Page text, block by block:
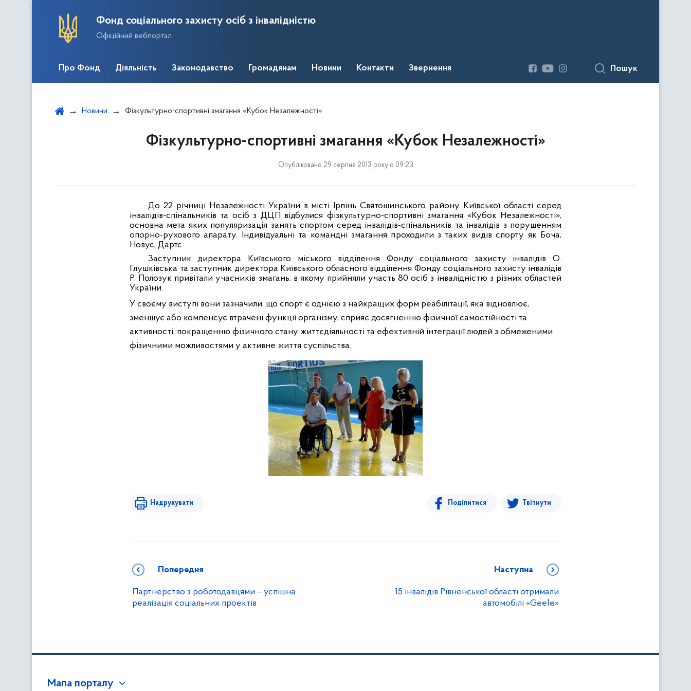
Фонд соціального захисту осіб з інвалідністю
Офіційний вебпортал
Про Фонд Діяльність Законодавство Громадянам Новини Контакти Звернення Пошук
Новини Фізкультурно-спортивні змагання «Кубок Незалежності»
Фізкультурно-спортивні змагання «Кубок Незалежності»
Опубліковано 29 серпня 2013 року о 09:23
До 22 річниці Незалежності України в місті Ірпінь Святошинського району Київської області серед
інвалідів-спінальників та осіб з ДЦП відбулися фізкультурно-спортивні змагання «Кубок Незалежності»,
основна мета яких популяризація занять спортом серед інвалідів-спінальників та інвалідів з порушенням
опорно-рухового апарату. Індивідуальні та командні змагання проходили з таких видів спорту як Боча,
Новус, Дартс.
Заступник директора Київського міського відділення Фонду соціального захисту інвалідів О.
Глушківська та заступник директора Київського обласного відділення Фонду соціального захисту інвалідів
Р. Полозук привітали учасників змагань, в якому прийняли участь 80 осіб з інвалідністю з різних областей
України.
У своєму виступі вони зазначили, що спорт є однією з найкращих форм реабілітації, яка відновлює,
зменшує або компенсує втрачені функції організму, сприяє досягненню фізичної самостійності та
активності, покращенню фізичного стану життєдіяльності та ефективній інтеграції людей з обмеженими
фізичними можливостями у активне життя суспільства.
Надрукувати Поділитися Твітнути
Попередня
Партнерство з роботодавцями – успішна
реалізація соціальних проектів
Наступна
15 інвалідів Рівненської області отримали
автомобілі «Geele»
Мапа порталу